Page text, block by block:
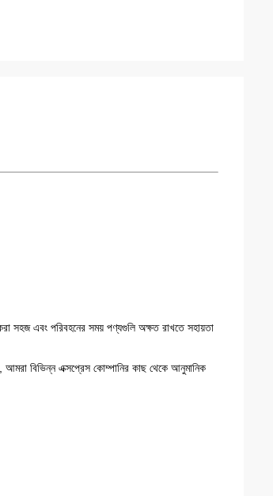
সহজ এবং পরিবহনের সময় পণ্যগুলি অক্ষত রাখতে সহায়তা
আমরা বিভিন্ন এক্সপ্রেস কোম্পানির কাছ থেকে আনুমানিক